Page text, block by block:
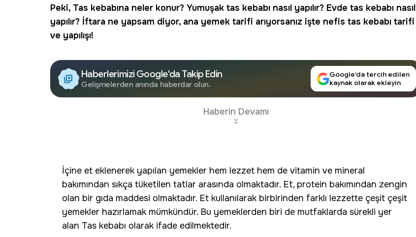
Peki, Tas kebabına neler konur? Yumuşak tas kebabı nasıl yapılır? Evde tas kebabı nasıl
yapılır? İftara ne yapsam diyor, ana yemek tarifi arıyorsanız işte nefis tas kebabı tarifi
ve yapılışı!
Haberlerimizi Google'da Takip Edin
Gelişmelerden anında haberdar olun.
Google’da tercih edilen
kaynak olarak ekleyin
Haberin Devamı
İçine et eklenerek yapılan yemekler hem lezzet hem de vitamin ve mineral
bakımından sıkça tüketilen tatlar arasında olmaktadır. Et, protein bakımından zengin
olan bir gıda maddesi olmaktadır. Et kullanılarak birbirinden farklı lezzette çeşit çeşit
yemekler hazırlamak mümkündür. Bu yemeklerden biri de mutfaklarda sürekli yer
alan Tas kebabı olarak ifade edilmektedir.